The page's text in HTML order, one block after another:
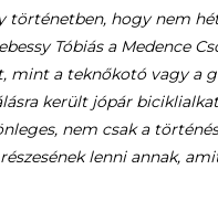
történetben, hogy nem
Tóbiás a Medence
mint a teknőkotó vagy a
került jópár
nem csak a
lenni annak,